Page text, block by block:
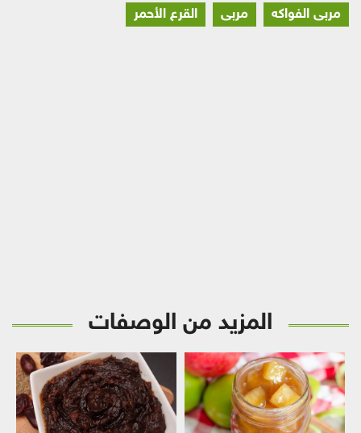
مربى الفواكه مربى القرع الأحمر
المزيد من الوصفات